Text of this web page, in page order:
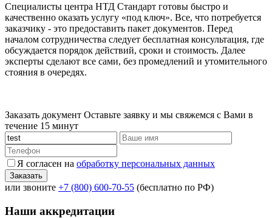
Специалисты центра НТД Стандарт готовы быстро и
качественно оказать услугу «под ключ». Все, что потребуется
заказчику - это предоставить пакет документов. Перед
началом сотрудничества следует бесплатная консультация, где
обсуждается порядок действий, сроки и стоимость. Далее
эксперты сделают все сами, без промедлений и утомительного
стояния в очередях.
Заказать документ Оставьте заявку и мы свяжемся с Вами в
течение 15 минут
Я согласен на обработку персональных данных
или звоните +7 (800) 600-70-55 (бесплатно по РФ)
Наши аккредитации